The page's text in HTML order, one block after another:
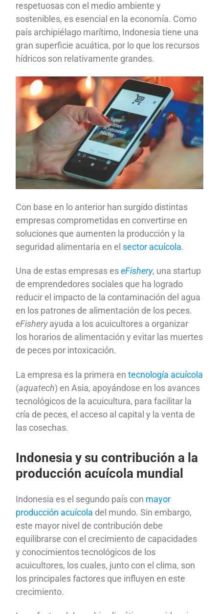
respetuosas con el medio ambiente y
sostenibles, es esencial en la economía. Como
país archipiélago marítimo, Indonesia tiene una
gran superficie acuática, por lo que los recursos
hídricos son relativamente grandes.
Con base en lo anterior han surgido distintas
empresas comprometidas en convertirse en
soluciones que aumenten la producción y la
seguridad alimentaria en el sector acuícola.
Una de estas empresas eseFishery, una startup
de emprendedores sociales que ha logrado
reducir el impacto de la contaminación del agua
en los patrones de alimentación de los peces.
eFisheryayuda a los acuicultores a organizar
los horarios de alimentación y evitar las muertes
de peces por intoxicación.
La empresa es la primera en tecnología acuícola
(aquatech) en Asia, apoyándose en los avances
tecnológicos de la acuicultura, para facilitar la
cría de peces, el acceso al capital y la venta de
las cosechas.
Indonesia y su contribución a la
producción acuícola mundial
Indonesia es el segundo país con mayor
producción acuícola del mundo. Sin embargo,
este mayor nivel de contribución debe
equilibrarse con el crecimiento de capacidades
y conocimientos tecnológicos de los
acuicultores, los cuales, junto con el clima, son
los principales factores que influyen en este
crecimiento.